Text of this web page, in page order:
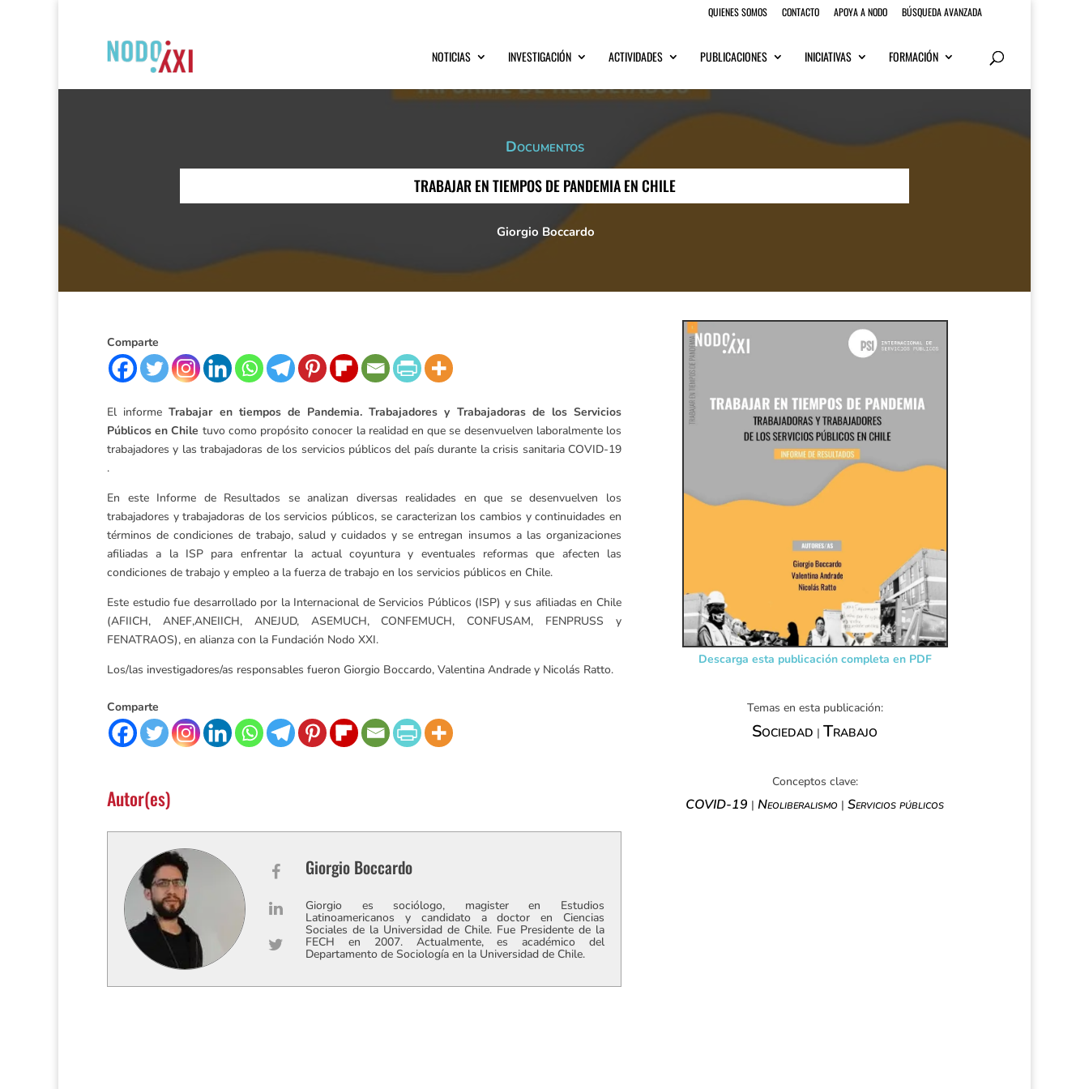
QUIENES SOMOS CONTACTO APOYA A NODO BÚSQUEDA AVANZADA
NOTICIAS INVESTIGACIÓN ACTIVIDADES PUBLICACIONES INICIATIVAS FORMACIÓN
Documentos
TRABAJAR EN TIEMPOS DE PANDEMIA EN CHILE
Giorgio Boccardo
Comparte
El informeTrabajar en tiempos de Pandemia. Trabajadores y Trabajadoras de los Servicios
Públicos en Chile tuvo como propósito conocer la realidad en que se desenvuelven laboralmente los
trabajadores y las trabajadoras de los servicios públicos del país durante la crisis sanitaria COVID-19
.
En este Informe de Resultados se analizan diversas realidades en que se desenvuelven los
trabajadores y trabajadoras de los servicios públicos, se caracterizan los cambios y continuidades en
términos de condiciones de trabajo, salud y cuidados y se entregan insumos a las organizaciones
afiliadas a la ISP para enfrentar la actual coyuntura y eventuales reformas que afecten las
condiciones de trabajo y empleo a la fuerza de trabajo en los servicios públicos en Chile.
Este estudio fue desarrollado por la Internacional de Servicios Públicos (ISP) y sus afiliadas en Chile
(AFIICH, ANEF,ANEIICH, ANEJUD, ASEMUCH, CONFEMUCH, CONFUSAM, FENPRUSS y
FENATRAOS), en alianza con la Fundación Nodo XXI.
Los/las investigadores/as responsables fueron Giorgio Boccardo, Valentina Andrade y Nicolás Ratto.
Comparte
Autor(es)
Giorgio Boccardo
Giorgio es sociólogo, magister en Estudios
Latinoamericanos y candidato a doctor en Ciencias
Sociales de la Universidad de Chile. Fue Presidente de la
FECH en 2007. Actualmente, es académico del
Departamento de Sociología en la Universidad de Chile.
Descarga esta publicación completa en PDF
Temas en esta publicación:
Sociedad | Trabajo
Conceptos clave:
COVID-19 |Neoliberalismo |Servicios públicos